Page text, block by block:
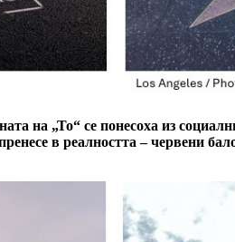
на „То“ се понесоха из
в реалността – червени